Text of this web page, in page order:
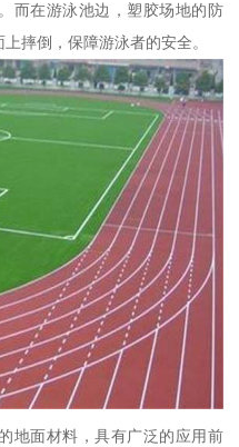
而在游泳池边，塑胶场地的防
摔倒，保障游泳者的安全。
地面材料，具有广泛的应用前